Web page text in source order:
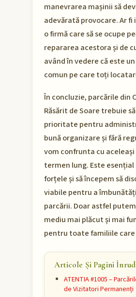
manevrarea mașinii să
adevărată provocare. Ar fi
o firmă care să se ocupe
repararea acestora și de
având în vedere că este
comun pe care toți
În concluzie, parcările din
Răsărit de Soare trebuie
prioritate pentru
bună organizare și fără
vom confrunta cu
termen lung. Este esențial
forțele și să începem să
viabile pentru a
parcării. Doar astfel
mediu mai plăcut și mai
pentru toate familiile care
Articole Și Pagini
ATENTIA #1005 –
de Vizitatori Permanenți